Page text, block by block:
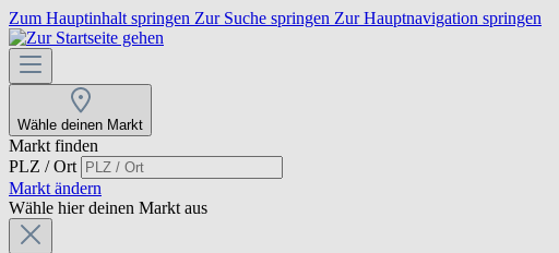
Zum Hauptinhalt springen Zur Suche springen Zur Hauptnavigation springen
Wähle deinen Markt
Markt finden
PLZ / Ort
Markt ändern
Wähle hier deinen Markt aus